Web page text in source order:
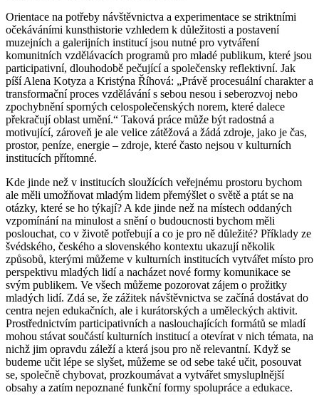
Orientace na potřeby návštěvnictva a experimentace se striktními
očekáváními kunsthistorie vzhledem k důležitosti a postavení
muzejních a galerijních institucí jsou nutné pro vytváření
komunitních vzdělávacích programů pro mladé publikum, které jsou
participativní, dlouhodobě pečující a společensky reflektivní. Jak
píší Alena Kotyza a Kristýna Říhová: „Právě procesuální charakter a
transformační proces vzdělávání s sebou nesou i seberozvoj nebo
zpochybnění sporných celospolečenských norem, které dalece
překračují oblast umění.“ Taková práce může být radostná a
motivující, zároveň je ale velice zátěžová a žádá zdroje, jako je čas,
prostor, peníze, energie – zdroje, které často nejsou v kulturních
institucích přítomné.
Kde jinde než v institucích sloužících veřejnému prostoru bychom
ale měli umožňovat mladým lidem přemýšlet o světě a ptát se na
otázky, které se ho týkají? A kde jinde než na místech oddaných
vzpomínání na minulost a snění o budoucnosti bychom měli
poslouchat, co v životě potřebují a co je pro ně důležité? Příklady ze
švédského, českého a slovenského kontextu ukazují několik
způsobů, kterými můžeme v kulturních institucích vytvářet místo pro
perspektivu mladých lidí a nacházet nové formy komunikace se
svým publikem. Ve všech můžeme pozorovat zájem o prožitky
mladých lidí. Zdá se, že zážitek návštěvnictva se začíná dostávat do
centra nejen edukačních, ale i kurátorských a uměleckých aktivit.
Prostřednictvím participativních a naslouchajících formátů se mladí
mohou stávat součástí kulturních institucí a otevírat v nich témata, na
nichž jim opravdu záleží a která jsou pro ně relevantní. Když se
budeme učit lépe se slyšet, můžeme se od sebe také učit, posouvat
se, společně chybovat, prozkoumávat a vytvářet smysluplnější
obsahy a zatím nepoznané funkční formy spolupráce a edukace.